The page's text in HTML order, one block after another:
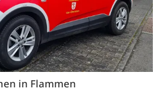
in Flammen